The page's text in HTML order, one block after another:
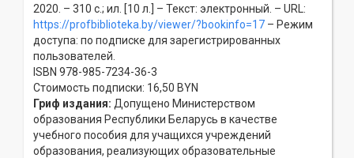
2020. – 310 с.; ил. [10 л.] – Текст: электронный. – URL:
https://profbiblioteka.by/viewer/?bookinfo=17 – Режим
доступа: по подписке для зарегистрированных
пользователей.
ISBN 978-985-7234-36-3
Стоимость подписки: 16,50 BYN
Гриф издания: Допущено Министерством
образования Республики Беларусь в качестве
учебного пособия для учащихся учреждений
образования, реализующих образовательные